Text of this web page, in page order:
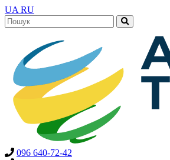
UA RU
096 640-72-42